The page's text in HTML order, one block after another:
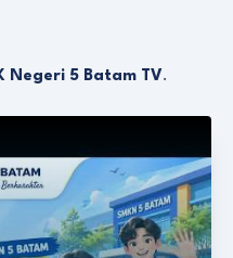
Negeri 5 Batam TV.